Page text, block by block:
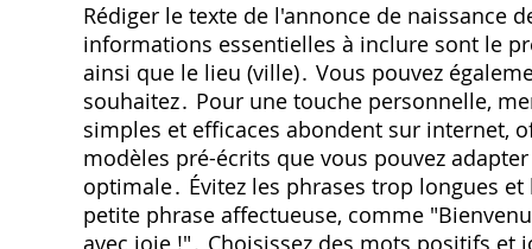
Rédiger le texte de l'annonce de naissance
informations essentielles à inclure sont le
ainsi que le lieu (ville)․ Vous pouvez
souhaitez․ Pour une touche personnelle,
simples et efficaces abondent sur internet,
modèles pré-écrits que vous pouvez
optimale․ Évitez les phrases trop longues
petite phrase affectueuse, comme